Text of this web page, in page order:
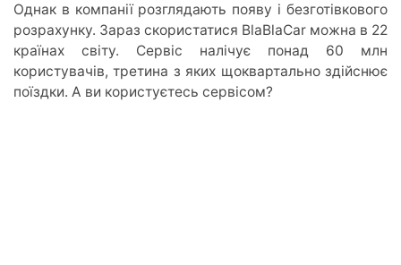
Однак в компанії розглядають появу і безготівкового
розрахунку. Зараз скористатися BlaBlaCar можна в 22
країнах світу. Сервіс налічує понад 60 млн
користувачів, третина з яких щоквартально здійснює
поїздки. А ви користуєтесь сервісом?